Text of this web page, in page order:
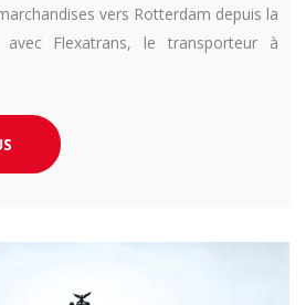
vers Rotterdam depuis la
avec Flexatrans, le transporteur à